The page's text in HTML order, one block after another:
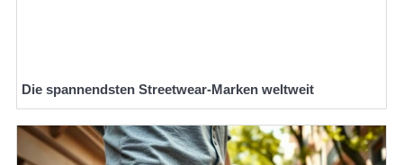
Die spannendsten Streetwear-Marken weltweit